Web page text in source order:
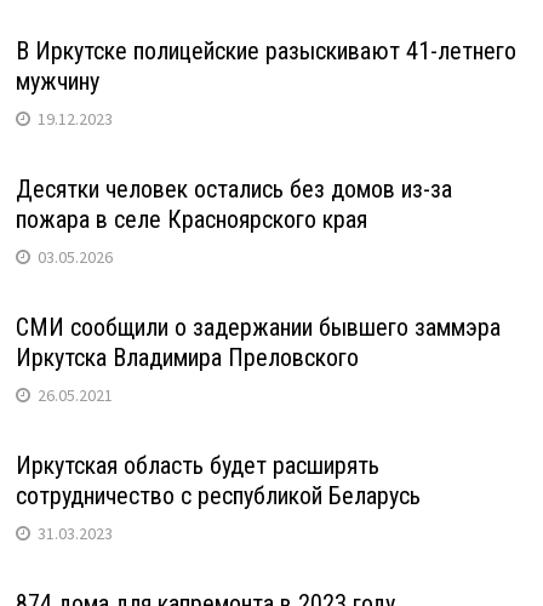
В Иркутске полицейские разыскивают 41-летнего
мужчину
19.12.2023
Десятки человек остались без домов из-за
пожара в селе Красноярского края
03.05.2026
СМИ сообщили о задержании бывшего заммэра
Иркутска Владимира Преловского
26.05.2021
Иркутская область будет расширять
сотрудничество с республикой Беларусь
31.03.2023